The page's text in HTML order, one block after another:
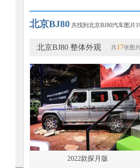
北京BJ80 共找到北京BJ80汽车图片
北京BJ80 整体外观 共17张图
2022款探月版